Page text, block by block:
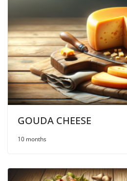
GOUDA CHEESE
10 months